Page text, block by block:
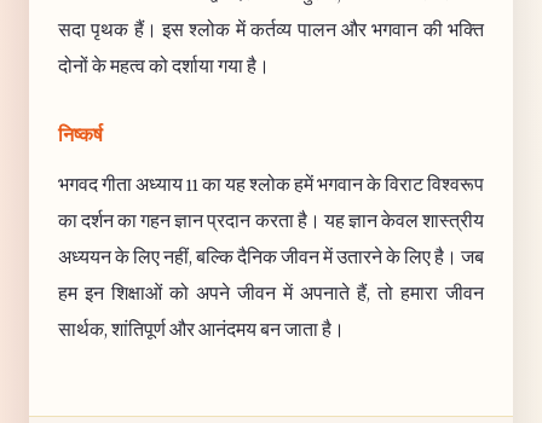
सदा पृथक हैं। इस श्लोक में कर्तव्य पालन और भगवान की भक्ति
दोनों के महत्व को दर्शाया गया है।
निष्कर्ष
भगवद गीता अध्याय 11 का यह श्लोक हमें भगवान के विराट विश्वरूप
का दर्शन का गहन ज्ञान प्रदान करता है। यह ज्ञान केवल शास्त्रीय
अध्ययन के लिए नहीं, बल्कि दैनिक जीवन में उतारने के लिए है। जब
हम इन शिक्षाओं को अपने जीवन में अपनाते हैं, तो हमारा जीवन
सार्थक, शांतिपूर्ण और आनंदमय बन जाता है।